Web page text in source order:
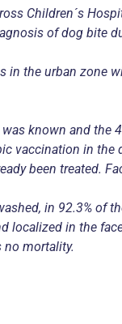
Children´s
of dog bite
in the urban zone
known and the
vaccination in
been treated.
in 92.3% of
localized in the
no mortality.